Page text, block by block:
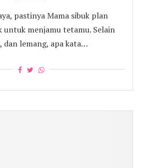
pastinya Mama sibuk plan
untuk menjamu tetamu. Selain
dan lemang, apa kata…